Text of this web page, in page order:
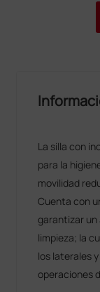
La silla con inodoro es un dispositivo
para la
movilidad
Cuenta con
garantizar
limpieza; la
los laterales
operaciones